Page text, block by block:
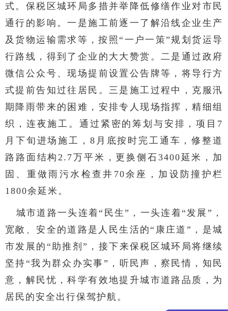
式。 保税区城环局多措并举降低修缮作业对市民
通行的影响。一是施工前逐一了解沿线企业生产
及货物运输需求等，按照“一户一策”规划货运导
行路线，得到了企业的大大赞赏。二是通过政府
微信公众号、现场提前设置公告牌等，将导行方
式提前告知过往居民。三是施工过程中，克服汛
期降雨带来的困难，安排专人现场指挥，精细组
织，连夜施工。通过紧密的筹划与安排，项目7
月下旬进场施工，8月底按时完工通车，修整道
路路面结构2.7万平米，更换侧石3400延米，加
固、重做雨污水检查井70余座，加设防撞护栏
1800余延米。
城市道路一头连着“民生”，一头连着“发展”，
宽敞、安全的道路是人民生活的“康庄道”，是城
市发展的“助推剂”，接下来保税区城环局将继续
坚持“我为群众办实事”，听民声，察民情，知民
意，解民忧，科学有效地提升城市道路品质，为
居民的安全出行保驾护航。